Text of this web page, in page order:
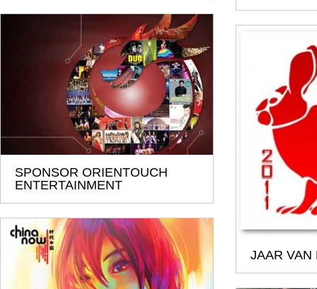
SPONSOR ORIENTOUCH
ENTERTAINMENT
JAAR VAN